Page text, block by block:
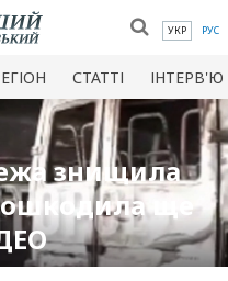
УКР РУС
СТАТТІ ІНТЕРВ'Ю
знищила
ще